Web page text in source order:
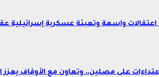
واسعة وتعبئة عسكرية إسرائيلية
على مصلين.. وتعاون مع الأوقاف يعزز